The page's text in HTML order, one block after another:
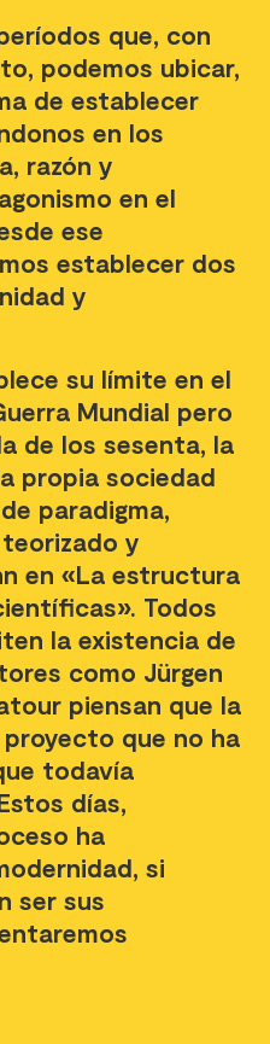
que, con
podemos ubicar,
de establecer
en los
razón y
en el
ese
establecer dos
y
su límite en el
Mundial pero
de los sesenta, la
propia sociedad
paradigma,
y
en «La estructura
Todos
la existencia de
como Jürgen
piensan que la
que no ha
todavía
días,
ha
si
ser sus